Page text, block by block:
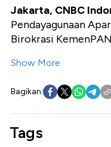
Jakarta, CNBC
Pendayagunaan
Birokrasi
Show More
Bagikan:
Tags